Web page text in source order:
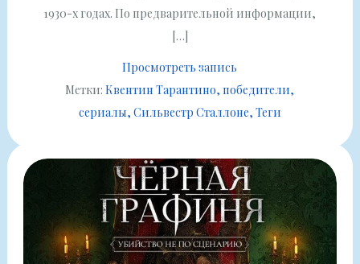
1930-х годах. По предварительной информации,
[…]
Просмотреть запись
Метки:Квентин Тарантино победители
сериалы Сильвестр Сталлоне Теги